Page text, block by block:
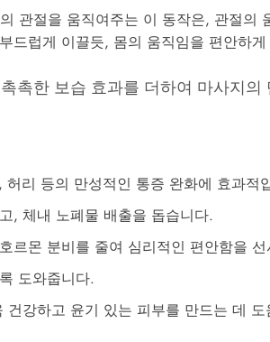
관절을 움직여주는 이 동작은, 관절의
드럽게 이끌듯, 몸의 움직임을 편안하
촉한 보습 효과를 더하여 마사지의
리 등의 만성적인 통증 완화에 효과적
, 체내 노폐물 배출을 돕습니다.
르몬 분비를 줄여 심리적인 편안함을
도와줍니다.
강하고 윤기 있는 피부를 만드는 데